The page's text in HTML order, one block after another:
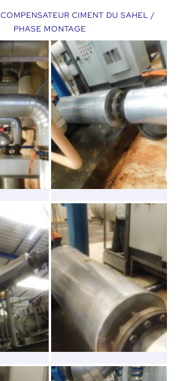
CIMENT DU SAHEL /
PHASE MONTAGE